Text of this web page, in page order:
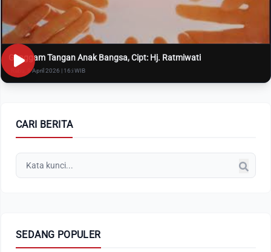
Genggam Tangan Anak Bangsa, Cipt: Hj. Ratmiwati
Rabu, 8 April 2026 | 16:i WIB
CARI BERITA
SEDANG POPULER